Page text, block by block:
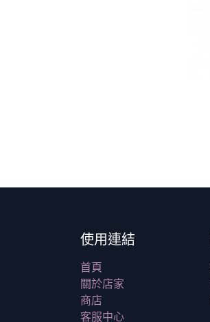
使用連結
首頁
關於店家
商店
客服中心